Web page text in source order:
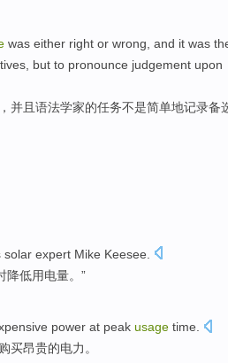
was either right or wrong and it was
but to pronounce judgement upon
， 并且 语法学家的任务不是简单地记录备
solar expert Mike Keesee.
降低用电量。”
power at peak usage time.
购买昂贵的电力。